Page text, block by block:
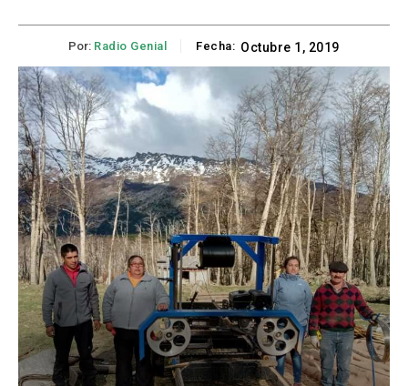
Por: Radio Genial Fecha: Octubre 1, 2019